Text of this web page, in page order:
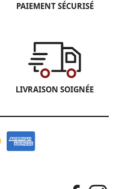
PAIEMENT SÉCURISÉ
LIVRAISON SOIGNÉE